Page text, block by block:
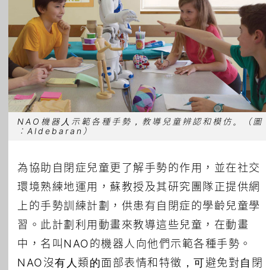
NAO機器人示範各種手勢，教導兒童辨認和模仿。（圖
︰Aldebaran）
為協助自閉症兒童更了解手勢的作用，並在社交
環境熟練地運用，蘇教授及其研究團隊正提供網
上的手勢訓練計劃，供患有自閉症的學齡兒童學
習。此計劃利用動畫來教導這些兒童，在動畫
中，名叫NAO的機器人向他們示範各種手勢。
NAO沒有人類的面部表情和特徵，可避免對自閉